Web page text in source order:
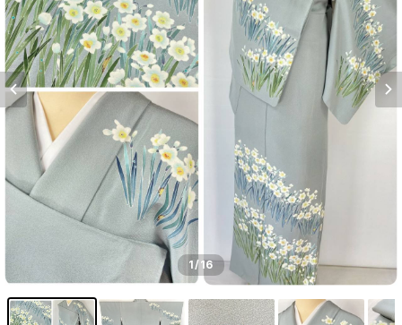
1/16